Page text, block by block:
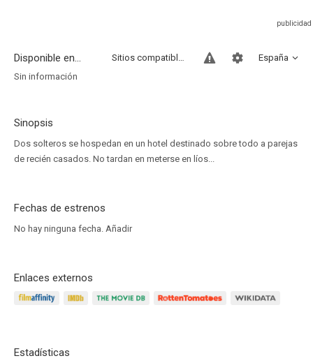
Disponible en... España
Sitios compatibles
Sin información
Sinopsis
Dos solteros se hospedan en un hotel destinado sobre todo a parejas
de recién casados. No tardan en meterse en líos...
Fechas de estrenos
No hay ninguna fecha. Añadir
Enlaces externos
Estadísticas